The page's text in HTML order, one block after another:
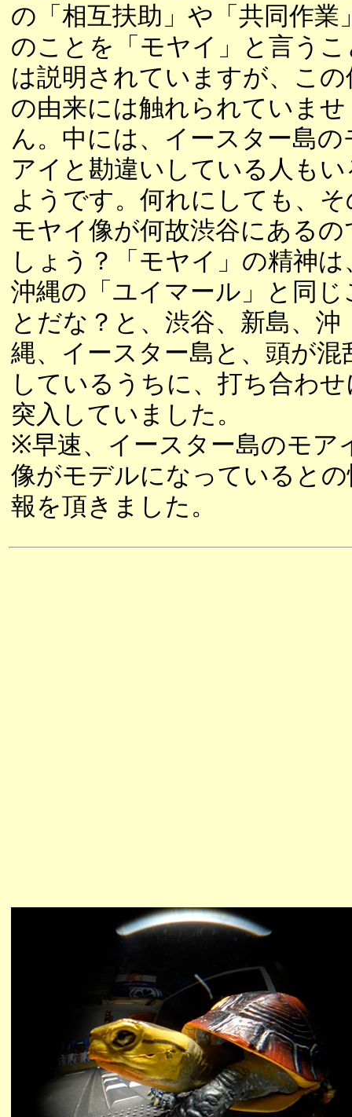
の「相互扶助」や「共同作業
のことを「モヤイ」と言うこ
は説明されていますが、この
の由来には触れられていませ
ん。中には、イースター島の
アイと勘違いしている人もい
ようです。何れにしても、そ
モヤイ像が何故渋谷にあるの
しょう？「モヤイ」の精神は
沖縄の「ユイマール」と同じ
とだな？と、渋谷、新島、沖
縄、イースター島と、頭が混
しているうちに、打ち合わせ
突入していました。
※早速、イースター島のモア
像がモデルになっていると
報を頂きました。